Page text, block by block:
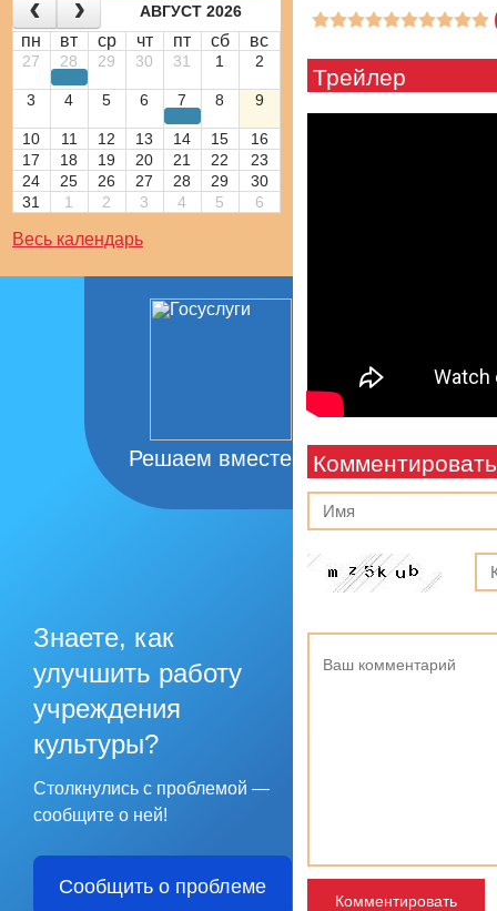
АВГУСТ 2026
пн вт ср чт пт сб вс
27 28 29 30 31 1 2
3 4 5 6 7 8 9
10 11 12 13 14 15
16
17
18 19 20 21 22
23
24
25 26 27 28 29
30
31
1 2 3 4 5 6
Весь календарь
Решаем вместе
Знаете, как
улучшить работу
учреждения
культуры?
Столкнулись с проблемой —
сообщите о ней!
Сообщить о проблеме
Трейлер
Комментировать